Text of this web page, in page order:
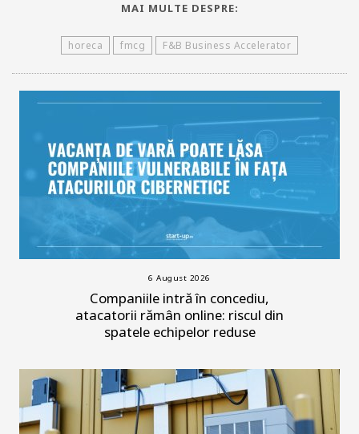
MAI MULTE DESPRE:
horeca fmcg F&B Business Accelerator
6 August 2026
Companiile intră în concediu,
atacatorii rămân online: riscul din
spatele echipelor reduse